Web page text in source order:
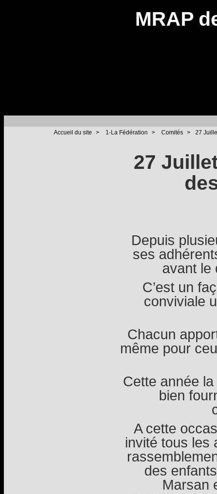
MRAP
Accueil du site > 1-La Fédération > Comités > 27
27
Depuis
ses
avant le
C’est un
conviviale
Chacun
même pour
Cette année
bien
A cette
invité tous les
des
Marsan